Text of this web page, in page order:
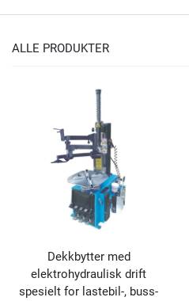
ALLE PRODUKTER
Dekkbytter med
elektrohydraulisk drift
spesielt for lastebil-, buss-